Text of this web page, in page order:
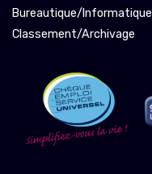
Bureautique/Informatique
Classement/Archivage